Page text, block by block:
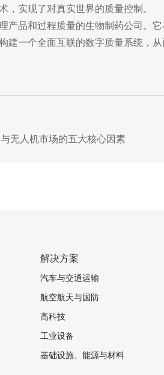
，实现了对真实世界的质量控制。
产品和过程质量的生物制药公司。
建一个全面互联的数字质量系统，
无人机市场的五大核心因素
解决方案
汽车与交通运输
航空航天与国防
高科技
工业设备
基础设施、能源与材料